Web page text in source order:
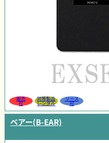
販売
可
同等製品
レンタル
リース
可
ベアー(B-EAR)